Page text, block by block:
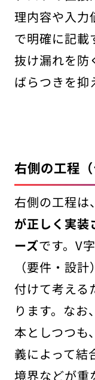
理内容や入力
で明確に記載
抜け漏れを防
ばらつきを抑
右側の工程（
右側の工程は、
が正しく実装
ーズです。V
（要件・設
付けて考える
ります。な
本としつつも
義によって結
境界などが重